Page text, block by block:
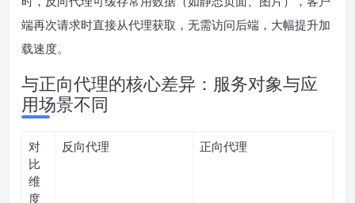
端再次请求时直接从代理获取，无需访问后端，大幅提升加
载速度。
与正向代理的核心差异：服务对象与应
用场景不同
对
比
维
度
反向代理 正向代理